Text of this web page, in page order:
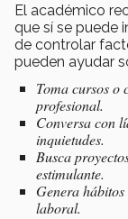
El académico
que sí se puede
de controlar
pueden ayudar
Toma cursos o
profesional.
Conversa con
inquietudes.
Busca
estimulante.
Genera
laboral.